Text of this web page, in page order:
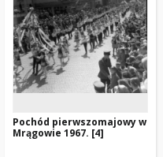
Pochód pierwszomajowy w
Mrągowie 1967. [4]